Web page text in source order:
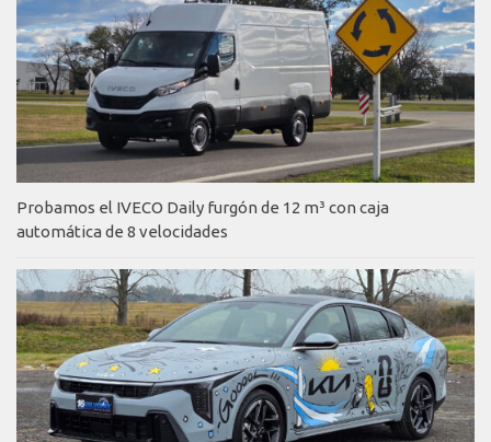
Probamos el IVECO Daily furgón de 12 m³ con caja
automática de 8 velocidades